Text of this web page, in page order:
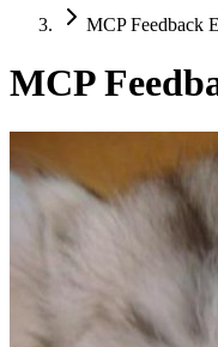
MCP Feedback
MCP